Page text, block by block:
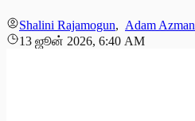
Shalini Rajamogun, Adam Azman
13 ஜூன் 2026, 6:40 AM